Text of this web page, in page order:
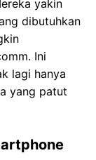
yakin
dibutuhkan
Ini
lagi hanya
yang patut